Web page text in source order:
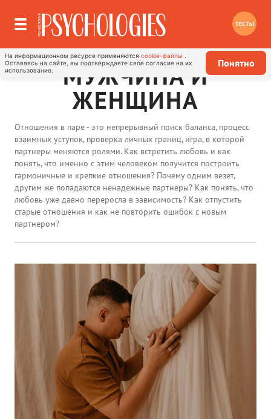
ТЕСТЫ
На информационном ресурсе применяются cookie-файлы
Оставаясь на сайте, вы подтверждаете свое согласие на их
использование.
Понятно
МУЖЧИНА И
ЖЕНЩИНА
Отношения в паре - это непрерывный поиск баланса, процесс
взаимных уступок, проверка личных границ, игра, в которой
партнеры меняются ролями. Как встретить любовь и как
понять, что именно с этим человеком получится построить
гармоничные и крепкие отношения? Почему одним везет,
другим же попадаются ненадежные партнеры? Как понять, что
любовь уже давно переросла в зависимость? Как отпустить
старые отношения и как не повторить ошибок с новым
партнером?